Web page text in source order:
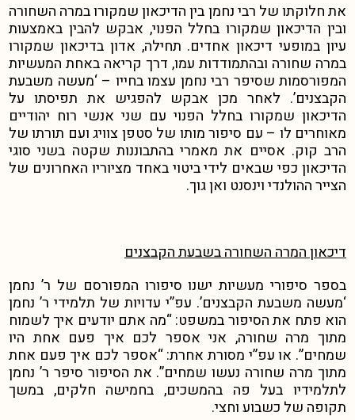
את חלוקתו של רבי נחמן בין הדיכאון שמקורו במרה השחורה
ובין הדיכאון שמקורו בחלל הפנוי, אבקש להבין באמצעות
עיון במופעי דיכאון אחדים. תחילה, אדון בדיכאון שמקורו
במרה שחורה ובהתמודדות עמו, דרך קריאה באחת המעשיות
המפורסמות שסיפר רבי נחמן עצמו בחייו – ‘מעשה משבעת
הקבצנים’. לאחר מכן אבקש להפגיש את תפיסתו על
הדיכאון שמקורו בחלל הפנוי עם שני אנשי רוח יהודיים
מאוחרים לו – עם סיפור מותו של סטפן צוויג ועם תורתו של
הרב קוק. אסיים את מאמרי בהתבוננות שקטה בשני סוגי
הדיכאון כפי שבאים לידי ביטוי באחד מציוריו האחרונים של
הצייר ההולנדי וינסנט ואן גוך.
דיכאון המרה השחורה בשבעת הקבצנים
בספר סיפורי מעשיות ישנו סיפורו המפורסם של ר’ נחמן
‘מעשה משבעת הקבצנים’. עפ”י עדויות של תלמידי ר’ נחמן
הוא פתח את הסיפור במשפט: “מה אתם יודעים איך לשמוח
מתוך מרה שחורה, אני אספר לכם איך פעם אחת היו
שמחים”. או עפ”י מסורת אחרת: “אספר לכם איך פעם אחת
מתוך מרה שחורה נעשו שמחים”. את הסיפור סיפר ר’ נחמן
לתלמידיו בעל פה בהמשכים, בחמישה חלקים, במשך
תקופה של כשבוע וחצי.